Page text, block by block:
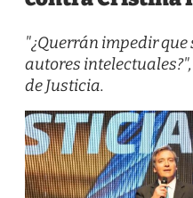
"¿Querrán impedir que
autores
de Justicia.